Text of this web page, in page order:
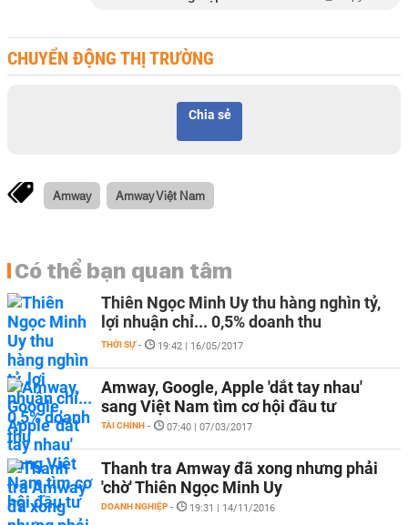
CHUYỂN ĐỘNG THỊ TRƯỜNG
Chia sẻ
Amway Amway Việt Nam
Có thể bạn quan tâm
Thiên Ngọc Minh Uy thu hàng nghìn tỷ,
lợi nhuận chỉ... 0,5% doanh thu
THỜI SỰ - 19:42 | 16/05/2017
Amway, Google, Apple 'dắt tay nhau'
sang Việt Nam tìm cơ hội đầu tư
TÀI CHÍNH - 07:40 | 07/03/2017
Thanh tra Amway đã xong nhưng phải
'chờ' Thiên Ngọc Minh Uy
DOANH NGHIỆP - 19:31 | 14/11/2016